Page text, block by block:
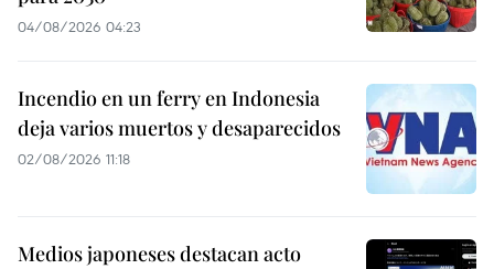
04/08/2026 04:23
Incendio en un ferry en Indonesia
deja varios muertos y desaparecidos
02/08/2026 11:18
Medios japoneses destacan acto